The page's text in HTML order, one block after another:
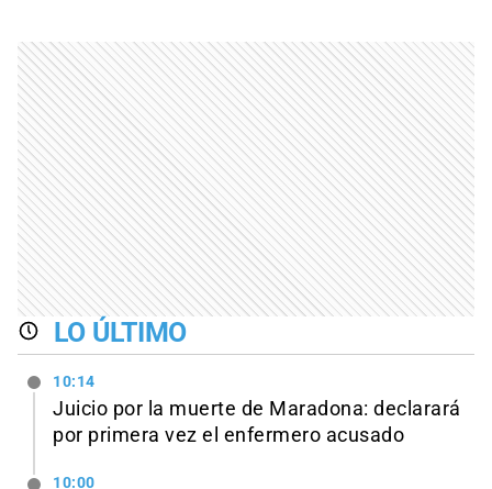
LO ÚLTIMO
10:14
Juicio por la muerte de Maradona: declarará
por primera vez el enfermero acusado
10:00